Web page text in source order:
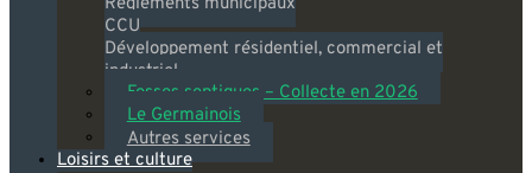
CCU
Développement résidentiel, commercial et
industriel
Fosses septiques – Collecte en 2026
Le Germainois
Autres services
Loisirs et culture